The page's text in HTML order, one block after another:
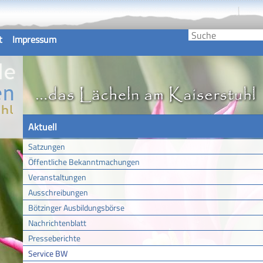
Impressum
Aktuell
Satzungen
Öffentliche Bekanntmachungen
Veranstaltungen
Ausschreibungen
Bötzinger Ausbildungsbörse
Nachrichtenblatt
Presseberichte
Service BW